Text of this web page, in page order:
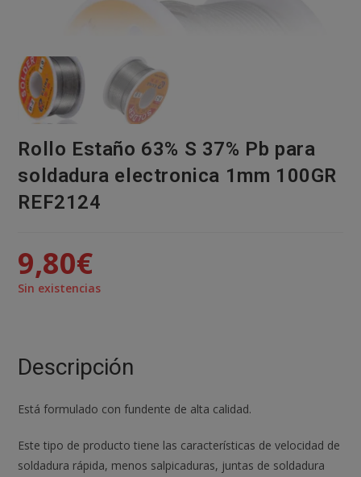
Rollo Estaño 63% S 37% Pb para
soldadura electronica 1mm 100GR
REF2124
9,80€
Sin existencias
Descripción
Está formulado con fundente de alta calidad.
Este tipo de producto tiene las características de velocidad de
soldadura rápida, menos salpicaduras, juntas de soldadura